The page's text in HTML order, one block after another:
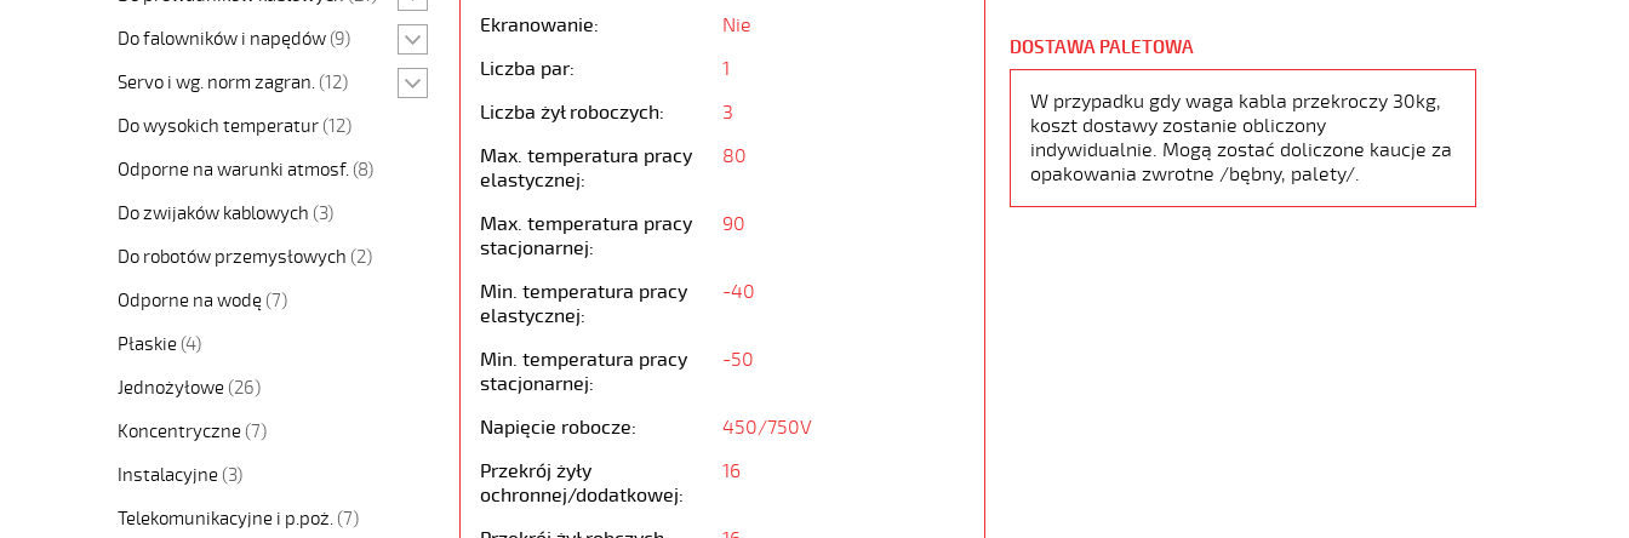
Do falowników i napędów (9)
Servo i wg. norm zagran. (12)
Do wysokich temperatur (12)
Odporne na warunki atmosf. (8)
Do zwijaków kablowych (3)
Do robotów przemysłowych (2)
Odporne na wodę (7)
Płaskie (4)
Jednożyłowe (26)
Koncentryczne (7)
Instalacyjne (3)
Telekomunikacyjne i p.poż. (7)
Ekranowanie:
Nie
Liczba par:
1
Liczba żył roboczych:
3
Max. temperatura pracy
elastycznej:
80
Max. temperatura pracy
stacjonarnej:
90
Min. temperatura pracy
elastycznej:
-40
Min. temperatura pracy
stacjonarnej:
-50
Napięcie robocze:
450/750V
Przekrój żyły
ochronnej/dodatkowej:
16
DOSTAWA PALETOWA
W przypadku gdy waga kabla przekroczy 30kg,
koszt dostawy zostanie obliczony
indywidualnie. Mogą zostać doliczone kaucje za
opakowania zwrotne /bębny, palety/.